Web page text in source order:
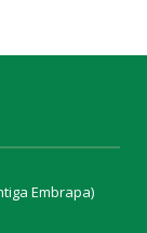
Embrapa)